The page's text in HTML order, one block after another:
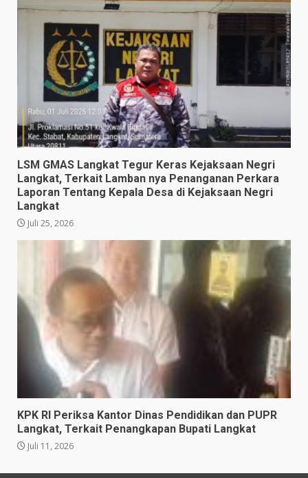
LSM GMAS Langkat Tegur Keras Kejaksaan Negri
Langkat, Terkait Lamban nya Penanganan Perkara
Laporan Tentang Kepala Desa di Kejaksaan Negri
Langkat
Juli 25, 2026
KPK RI Periksa Kantor Dinas Pendidikan dan PUPR
Langkat, Terkait Penangkapan Bupati Langkat
Juli 11, 2026